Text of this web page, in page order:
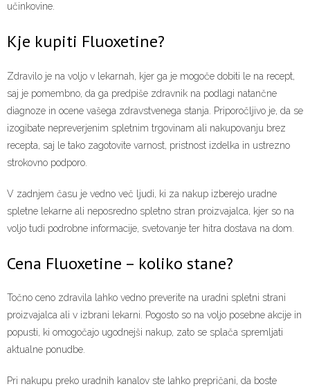
učinkovine.
Kje kupiti Fluoxetine?
Zdravilo je na voljo v lekarnah, kjer ga je mogoče dobiti le na recept,
saj je pomembno, da ga predpiše zdravnik na podlagi natančne
diagnoze in ocene vašega zdravstvenega stanja. Priporočljivo je, da se
izogibate nepreverjenim spletnim trgovinam ali nakupovanju brez
recepta, saj le tako zagotovite varnost, pristnost izdelka in ustrezno
strokovno podporo.
V zadnjem času je vedno več ljudi, ki za nakup izberejo uradne
spletne lekarne ali neposredno spletno stran proizvajalca, kjer so na
voljo tudi podrobne informacije, svetovanje ter hitra dostava na dom.
Cena Fluoxetine – koliko stane?
Točno ceno zdravila lahko vedno preverite na uradni spletni strani
proizvajalca ali v izbrani lekarni. Pogosto so na voljo posebne akcije in
popusti, ki omogočajo ugodnejši nakup, zato se splača spremljati
aktualne ponudbe.
Pri nakupu preko uradnih kanalov ste lahko prepričani, da boste